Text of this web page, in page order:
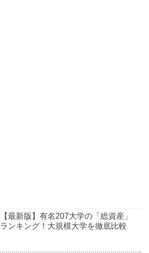
【最新版】有名207大学の「総資産」
ランキング！大規模大学を徹底比較